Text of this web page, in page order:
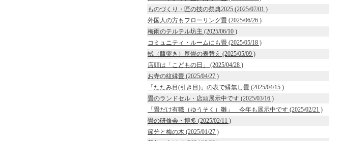
ものづくり・匠の技の祭典2025 (2025/07/01 )
外国人の方もフローリング畳 (2025/06/26 )
梅雨のテルテル坊主 (2025/06/10 )
コミュニティ・ルームにも畳 (2025/05/18 )
軾（膝突き）厚畳の表替え (2025/05/09 )
店頭は「こどもの日」 (2025/04/28 )
お寺の紋縁畳 (2025/04/27 )
「たたみ目(引き目)」の表で縁無し畳 (2025/04/15 )
畳のランドセル・店頭展示中です (2025/03/16 )
「畳だけ有職（ゆうそく）雛」 今年も展示中です (2025/02/21 )
畳の研修会・博多 (2025/02/11 )
節分と梅の木 (2025/01/27 )